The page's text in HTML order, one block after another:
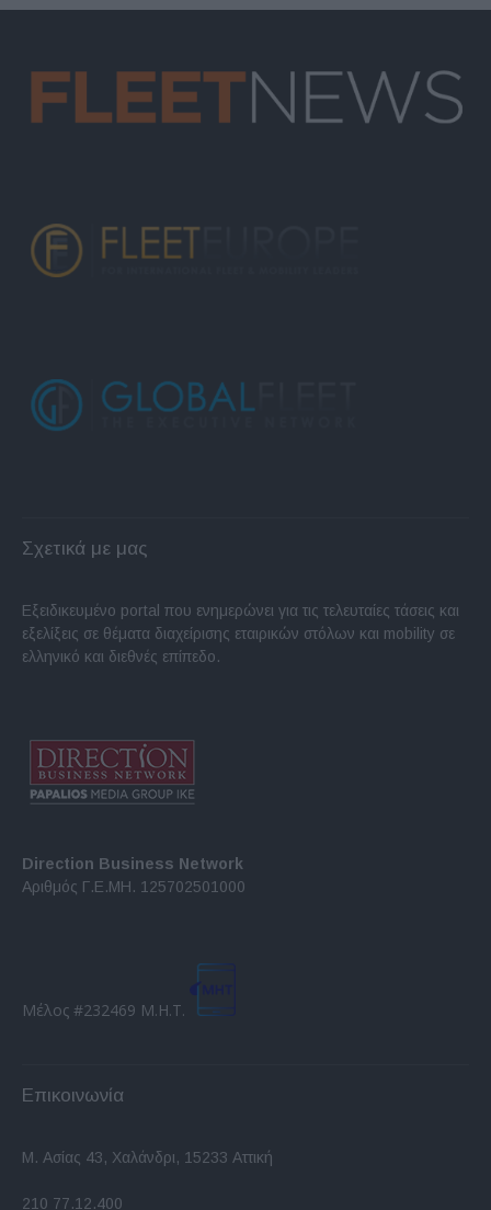
Σχετικά με μας
Εξειδικευμένο portal που ενημερώνει για τις τελευταίες τάσεις και
εξελίξεις σε θέματα διαχείρισης εταιρικών στόλων και mobility σε
ελληνικό και διεθνές επίπεδο.
Direction Business Network
Αριθμός Γ.Ε.ΜΗ. 125702501000
Μέλος #232469 Μ.Η.Τ.
Επικοινωνία
Μ. Ασίας 43, Χαλάνδρι, 15233 Αττική
210 77.12.400